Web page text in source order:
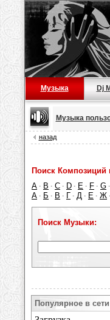
Музыка Dj
Музыка
назад
Поиск
A · B · C · D · E · F · G ·
А · Б · В · Г · Д · Е · Ж ·
Поиск Музыки:
Популярное в сети